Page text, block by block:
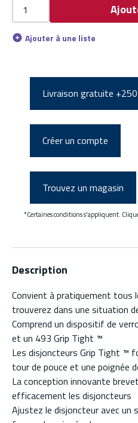
Ajouter à une liste
Livraison gratuite
Créer un compte
Trouvez un magasin
*Certaines conditions s'appliquent.
Description
Convient à pratiquement tous
trouverez dans une situation
Comprend un dispositif de
et un 493 Grip Tight ™
Les disjoncteurs Grip Tight ™
tour de pouce et une poignée
La conception innovante
efficacement les disjoncteurs
Ajustez le disjoncteur avec un